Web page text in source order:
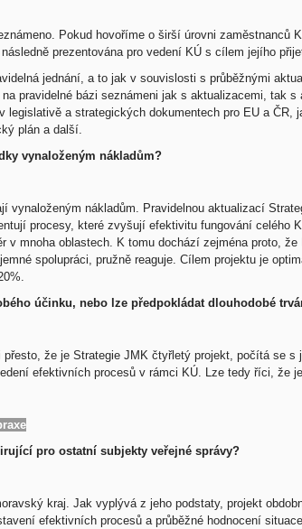
Pokud hovoříme o širší úrovni zaměstnanců
prezentována pro vedení KÚ s cílem jejího
jednání, a to jak v souvislosti s průběžnými
pravidelné bázi seznámeni jak s aktualizacemi, tak
legislativě a strategických dokumentech pro EU a ČR,
plán a další.
vynaloženým nákladům?
vynaloženým nákladům. Pravidelnou aktualizací
procesy, které zvyšují efektivitu fungování celého
v mnoha oblastech. K tomu dochází zejména proto,
spolupráci, pružně reaguje. Cílem projektu je
účinku, nebo lze předpokládat dlouhodobé
že je Strategie JMK čtyřletý projekt, počítá se
efektivních procesů v rámci KÚ. Lze tedy říci, že
pro ostatní subjekty veřejné správy?
kraj. Jak vyplývá z jeho podstaty, projekt
efektivních procesů a průběžné hodnocení